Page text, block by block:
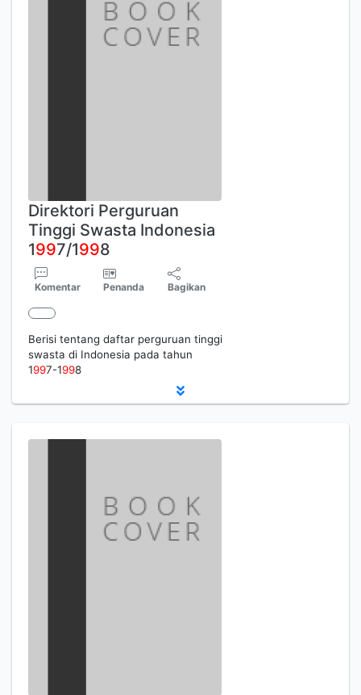
Direktori Perguruan
Tinggi Swasta Indonesia
1997/1998
Komentar Penanda Bagikan
Berisi tentang daftar perguruan tinggi
swasta di Indonesia pada tahun
1997-1998